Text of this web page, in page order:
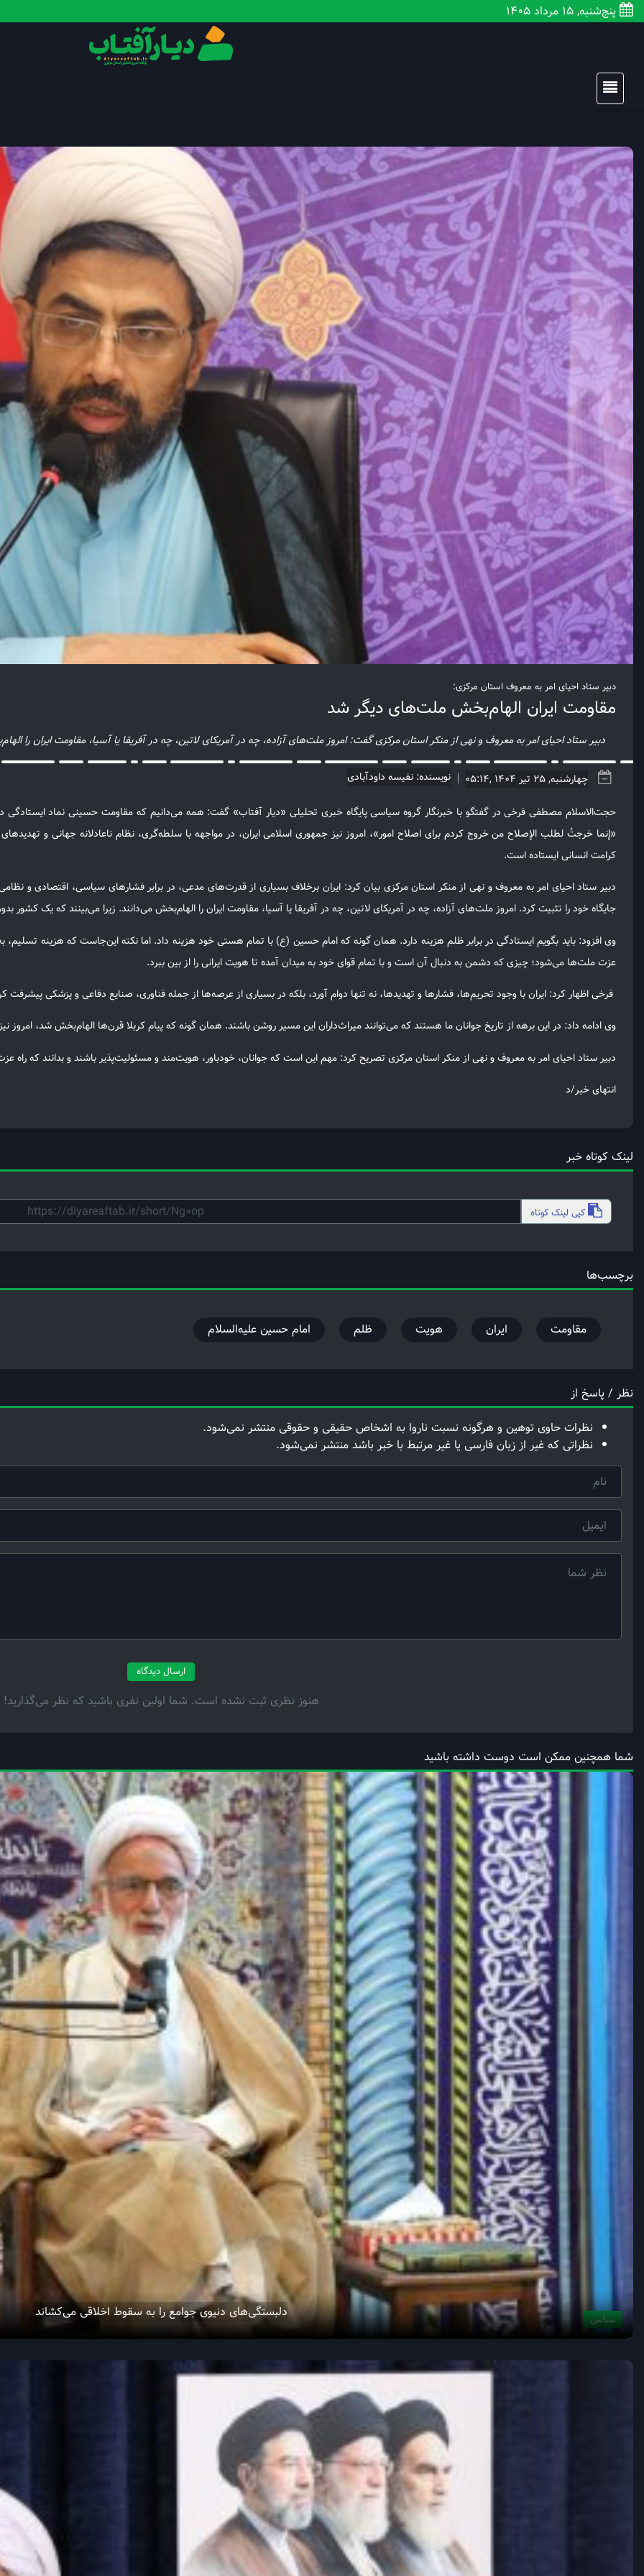
پنج‌شنبه, 15 مرداد 1405
دبیر ستاد احیای امر به معروف استان مرکزی:
مقاومت ایران الهام‌بخش ملت‌های دیگر شد
دبیر ستاد احیای امر به معروف و نهی از منکر استان مرکزی گفت: امروز ملت‌های آزاده، چه در آمریکای لاتین، چه در آفریقا یا آسیا، مقاومت ایران را
چهارشنبه, 25 تیر 1404 ,05:14 نویسنده: نفیسه داودآبادی
حجت‌الاسلام مصطفی فرخی در گفتگو با خبرنگار گروه سیاسی پایگاه خبری تحلیلی «دیار آفتاب» گفت: همه می‌دانیم که مقاومت حسینی نماد
«إنما خرجتُ لطلب الإصلاح من خروج کردم برای اصلاح امور»، امروز نیز جمهوری اسلامی ایران، در مواجهه با سلطه‌گری، نظام ناعادلانه جهانی و
کرامت انسانی ایستاده است.
دبیر ستاد احیای امر به معروف و نهی از منکر استان مرکزی بیان کرد: ایران برخلاف بسیاری از قدرت‌های مدعی، در برابر فشارهای سیاسی، اقتصادی و
جایگاه خود را تثبیت کرد. امروز ملت‌های آزاده، چه در آمریکای لاتین، چه در آفریقا یا آسیا، مقاومت ایران را الهام‌بخش می‌دانند. زیرا می‌بینند که یک
وی افزود: باید بگویم ایستادگی در برابر ظلم هزینه‌ دارد. همان گونه که امام حسین (ع) با تمام هستی خود هزینه داد. اما نکته این‌جاست که هزینه
عزت ملت‌ها می‌شود؛ چیزی که دشمن به دنبال آن است و با تمام قوای خود به میدان آمده تا هویت ایرانی را از بین ببرد.
فرخی اظهار کرد: ایران با وجود تحریم‌ها، فشارها و تهدیدها، نه تنها دوام آورد، بلکه در بسیاری از عرصه‌ها از جمله فناوری، صنایع دفاعی و پزشکی
وی ادامه داد: در این برهه از تاریخ جوانان ما هستند که می‌توانند میراث‌داران این مسیر روشن باشند. همان گونه که پیام کربلا قرن‌ها الهام‌بخش شد، امروز
دبیر ستاد احیای امر به معروف و نهی از منکر استان مرکزی تصریح کرد: مهم این است که جوانان، خودباور، هویت‌مند و مسئولیت‌پذیر باشند و بدانند که
انتهای خبر/د
لینک کوتاه خبر
کپی لینک کوتاه
برچسب‌ها
مقاومت ایران هویت ظلم امام حسین علیه‌السلام
نظر / پاسخ از
نظرات حاوی توهین و هرگونه نسبت ناروا به اشخاص حقیقی و حقوقی منتشر نمی‌شود.
نظراتی که غیر از زبان فارسی یا غیر مرتبط با خبر باشد منتشر نمی‌شود.
ارسال دیدگاه
هنوز نظری ثبت نشده است. شما اولین نفری باشید که نظر می‌گذارید!
شما همچنین ممکن است دوست داشته باشید
سیاسی دلبستگی‌های دنیوی جوامع را به سقوط اخلاقی می‌کشاند